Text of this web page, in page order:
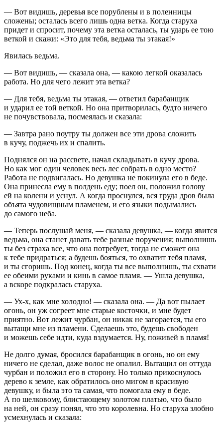
— Вот видишь, деревья все порублены и в поленницы
сложены; осталась всего лишь одна ветка. Когда старуха
придет и спросит, почему эта ветка осталась, ты ударь ее тою
веткой и скажи: «Это для тебя, ведьма ты этакая!»
Явилась ведьма.
— Вот видишь, — сказала она, — какою легкой оказалась
работа. Но для чего лежит эта ветка?
— Для тебя, ведьма ты этакая, — ответил барабанщик
и ударил ее той веткой. Но она притворилась, будто ничего
не почувствовала, посмеялась и сказала:
— Завтра рано поутру ты должен все эти дрова сложить
в кучу, поджечь их и спалить.
Поднялся он на рассвете, начал складывать в кучу дрова.
Но как мог один человек весь лес собрать в одно место?
Работа не подвигалась. Но девушка не покинула его в беде.
Она принесла ему в полдень еду; поел он, положил голову
ей на колени и уснул. А когда проснулся, вся груда дров была
объята чудовищным пламенем, и его языки подымались
до самого неба.
— Теперь послушай меня, — сказала девушка, — когда явится
ведьма, она станет давать тебе разные поручения; выполнишь
ты без страха все, что она потребует, тогда не сможет она
к тебе придраться; а будешь бояться, то охватит тебя пламя,
и ты сгоришь. Под конец, когда ты все выполнишь, ты схвати
ее обеими руками и кинь в самое пламя. — Ушла девушка,
а вскоре подкралась старуха.
— Ух-х, как мне холодно! — сказала она. — Да вот пылает
огонь, он уж согреет мне старые косточки, и мне будет
приятно. Вот лежит чурбан, он никак не загорается, ты его
вытащи мне из пламени. Сделаешь это, будешь свободен
и можешь себе идти, куда вздумается. Ну, поживей в пламя!
Не долго думая, бросился барабанщик в огонь, но он ему
ничего не сделал, даже волос не опалил. Вытащил он оттуда
чурбан и положил его в сторону. Но только прикоснулось
дерево к земле, как обратилось оно мигом в красивую
девушку, и была это та самая, что помогала ему в беде.
А по шелковому, блистающему золотом платью, что было
на ней, он сразу понял, что это королевна. Но старуха злобно
усмехнулась и сказала: